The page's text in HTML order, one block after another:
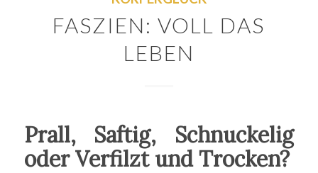
FASZIEN: VOLL DAS
LEBEN
Prall, Saftig, Schnuckelig
oder Verfilzt und Trocken?